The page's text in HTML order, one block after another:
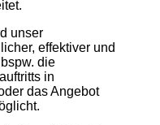
unser
effektiver und
die
in
das Angebot